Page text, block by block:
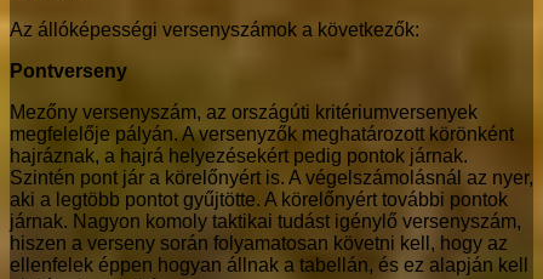
Az állóképességi versenyszámok a következők:
Pontverseny
Mezőny versenyszám, az országúti kritériumversenyek
megfelelője pályán. A versenyzők meghatározott körönként
hajráznak, a hajrá helyezésekért pedig pontok járnak.
Szintén pont jár a körelőnyért is. A végelszámolásnál az nyer,
aki a legtöbb pontot gyűjtötte. A körelőnyért további pontok
járnak. Nagyon komoly taktikai tudást igénylő versenyszám,
hiszen a verseny során folyamatosan követni kell, hogy az
ellenfelek éppen hogyan állnak a tabellán, és ez alapján kell